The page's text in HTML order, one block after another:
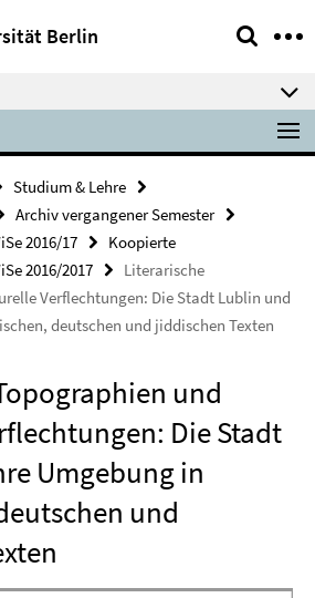
Berlin
Studium & Lehre
Archiv vergangener Semester
2016/17
Koopierte
2016/2017
Literarische
Verflechtungen: Die Stadt Lublin und
deutschen und jiddischen Texten
und
Die Stadt
Umgebung in
und